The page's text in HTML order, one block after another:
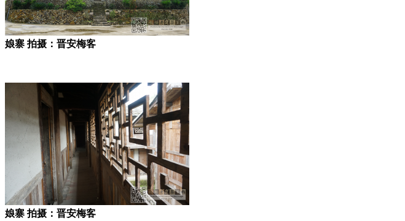
娘寨 拍摄：晋安梅客
娘寨 拍摄：晋安梅客